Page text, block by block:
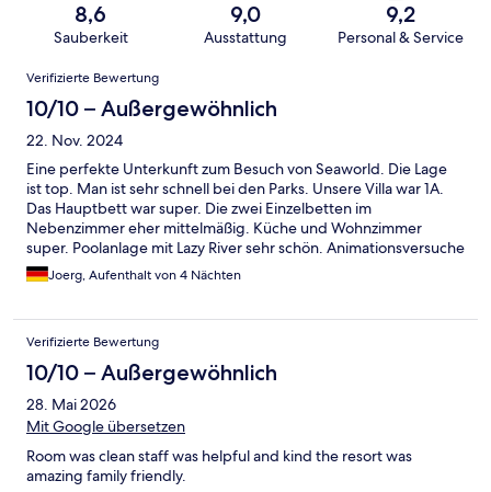
8,6
Sauberkeit
9,0
Ausstattung
9,2
Personal & Service
Bewertungen
Verifizierte Bewertung
10/10 – Außergewöhnlich
22. Nov. 2024
Eine perfekte Unterkunft zum Besuch von Seaworld. Die Lage
ist top. Man ist sehr schnell bei den Parks. Unsere Villa war 1A.
Das Hauptbett war super. Die zwei Einzelbetten im
Nebenzimmer eher mittelmäßig. Küche und Wohnzimmer
super. Poolanlage mit Lazy River sehr schön. Animationsversuche
für uns etwas gewöhnungsbedürftig. Wir kommen sehr gerne
wieder, besser haben wir in Orlando noch nicht gewohnt.
Joerg, Aufenthalt von 4 Nächten
Verifizierte Bewertung
10/10 – Außergewöhnlich
28. Mai 2026
Mit Google übersetzen
Room was clean staff was helpful and kind the resort was
amazing family friendly.